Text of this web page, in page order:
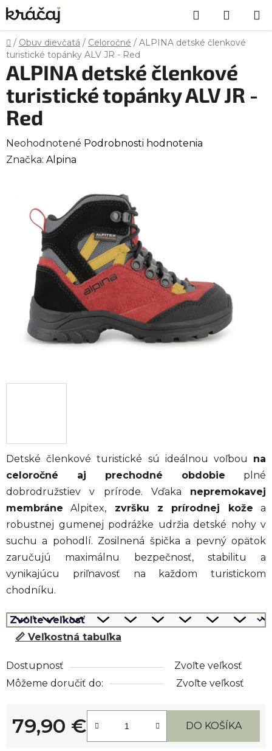
Prejsť
na
obsah
Hľadať
KOŠÍK
Domov
/ Obuv dievčatá / Celoročné / ALPINA detské členkové
turistické topánky ALV JR - Red
Detské členkové turistické sú ideálnou voľbou na
celoročné aj prechodné obdobie plné
dobrodružstiev v prírode. Vďaka nepremokavej
membráne Alpitex, zvršku z prírodnej kože a
robustnej gumenej podrážke udržia detské nohy v
suchu a pohodlí. Zosilnená špička a pevný opätok
zaručujú maximálnu bezpečnosť,stabilitu a
vynikajúcu priľnavosť na každom turistickom
chodníku.
📏 Veľkostná tabuľka
Dostupnosť
Zvoľte veľkosť
Môžeme doručiť do:
Zvoľte veľkosť
79,90 €
Jednotková cena:
DO KOŠÍKA
ALPINA detské členkové
turistické topánky ALV JR -
Red
Priemerné
hodnotenie
hviezdičiek.
Neohodnotené Podrobnosti hodnotenia
Značka: Alpina